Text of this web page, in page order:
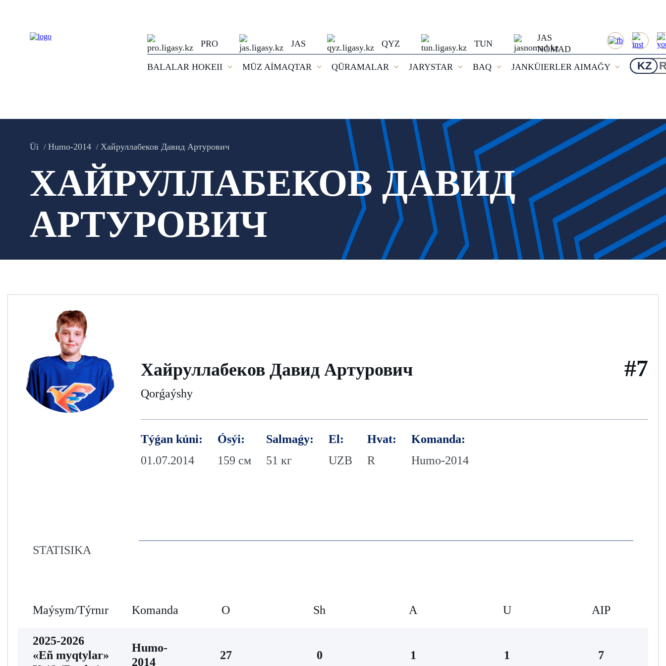
PRO JAS QYZ TUN
JAS
NOMAD
BALALAR HOKEII
MŪZ AİMAQTAR QŪRAMALAR JARYSTAR BAQ JANKÜIERLER AIMAĞY KZ
Üi Humo-2014 Хайруллабеков Давид Артурович
ХАЙРУЛЛАБЕКОВ ДАВИД
АРТУРОВИЧ
Хайруллабеков Давид Артурович
Qorǵaýshy
#7
Týǵan kúni:
01.07.2014
Ósýi:
159 см
Salmaǵy:
51 кг
El:
UZB
Hvat:
R
Komanda:
Humo-2014
STATISIKA
Maýsym/Týrnır Komanda O Sh А U AIP
2025-2026
«Eñ myqtylar»
Humo-
2014
27 0 1 1 7